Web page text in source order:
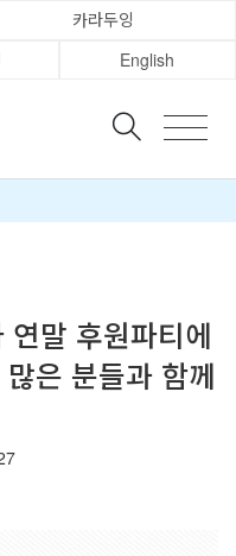
카라두잉
English
말 후원파티에
은 분들과 함께